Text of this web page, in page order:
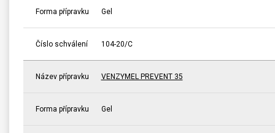
Forma přípravku Gel
Číslo schválení 104-20/C
Název přípravku VENZYMEL PREVENT 35
Forma přípravku Gel